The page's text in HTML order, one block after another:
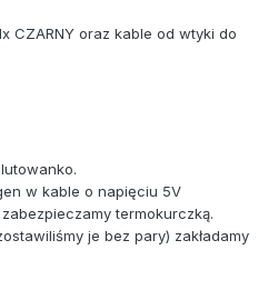
CZARNY oraz kable od wtyki do
w kable o napięciu 5V
termokurczką.
je bez pary) zakładamy